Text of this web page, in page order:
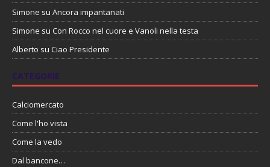
Simone su Ancora impantanati
Simone su Con Rocco nel cuore e Vanoli nella testa
Alberto su Ciao Presidente
CATEGORIE
Calciomercato
Come l'ho vista
Come la vedo
Dal bancone…